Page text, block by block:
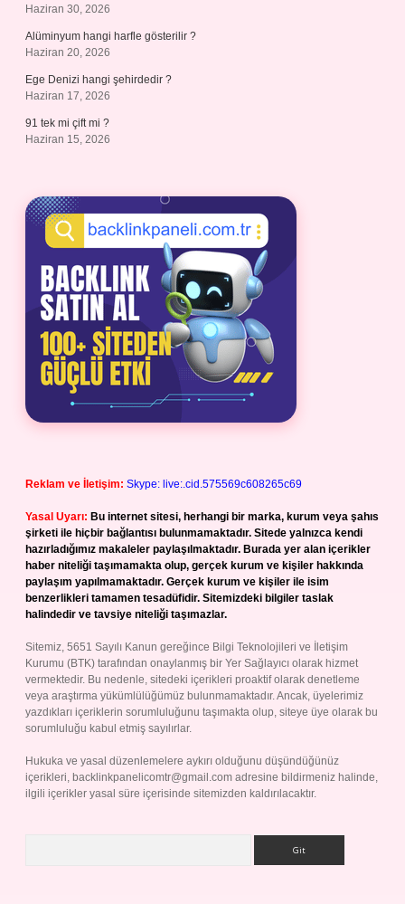
Haziran 30, 2026
Alüminyum hangi harfle gösterilir ?
Haziran 20, 2026
Ege Denizi hangi şehirdedir ?
Haziran 17, 2026
91 tek mi çift mi ?
Haziran 15, 2026
Reklam ve İletişim: Skype: live:.cid.575569c608265c69
Yasal Uyarı: Bu internet sitesi, herhangi bir marka, kurum veya şahıs
şirketi ile hiçbir bağlantısı bulunmamaktadır. Sitede yalnızca kendi
hazırladığımız makaleler paylaşılmaktadır. Burada yer alan içerikler
haber niteliği taşımamakta olup, gerçek kurum ve kişiler hakkında
paylaşım yapılmamaktadır. Gerçek kurum ve kişiler ile isim
benzerlikleri tamamen tesadüfidir. Sitemizdeki bilgiler taslak
halindedir ve tavsiye niteliği taşımazlar.
Sitemiz, 5651 Sayılı Kanun gereğince Bilgi Teknolojileri ve İletişim
Kurumu (BTK) tarafından onaylanmış bir Yer Sağlayıcı olarak hizmet
vermektedir. Bu nedenle, sitedeki içerikleri proaktif olarak denetleme
veya araştırma yükümlülüğümüz bulunmamaktadır. Ancak, üyelerimiz
yazdıkları içeriklerin sorumluluğunu taşımakta olup, siteye üye olarak bu
sorumluluğu kabul etmiş sayılırlar.
Hukuka ve yasal düzenlemelere aykırı olduğunu düşündüğünüz
içerikleri, backlinkpanelicomtr@gmail.com adresine bildirmeniz halinde,
ilgili içerikler yasal süre içerisinde sitemizden kaldırılacaktır.